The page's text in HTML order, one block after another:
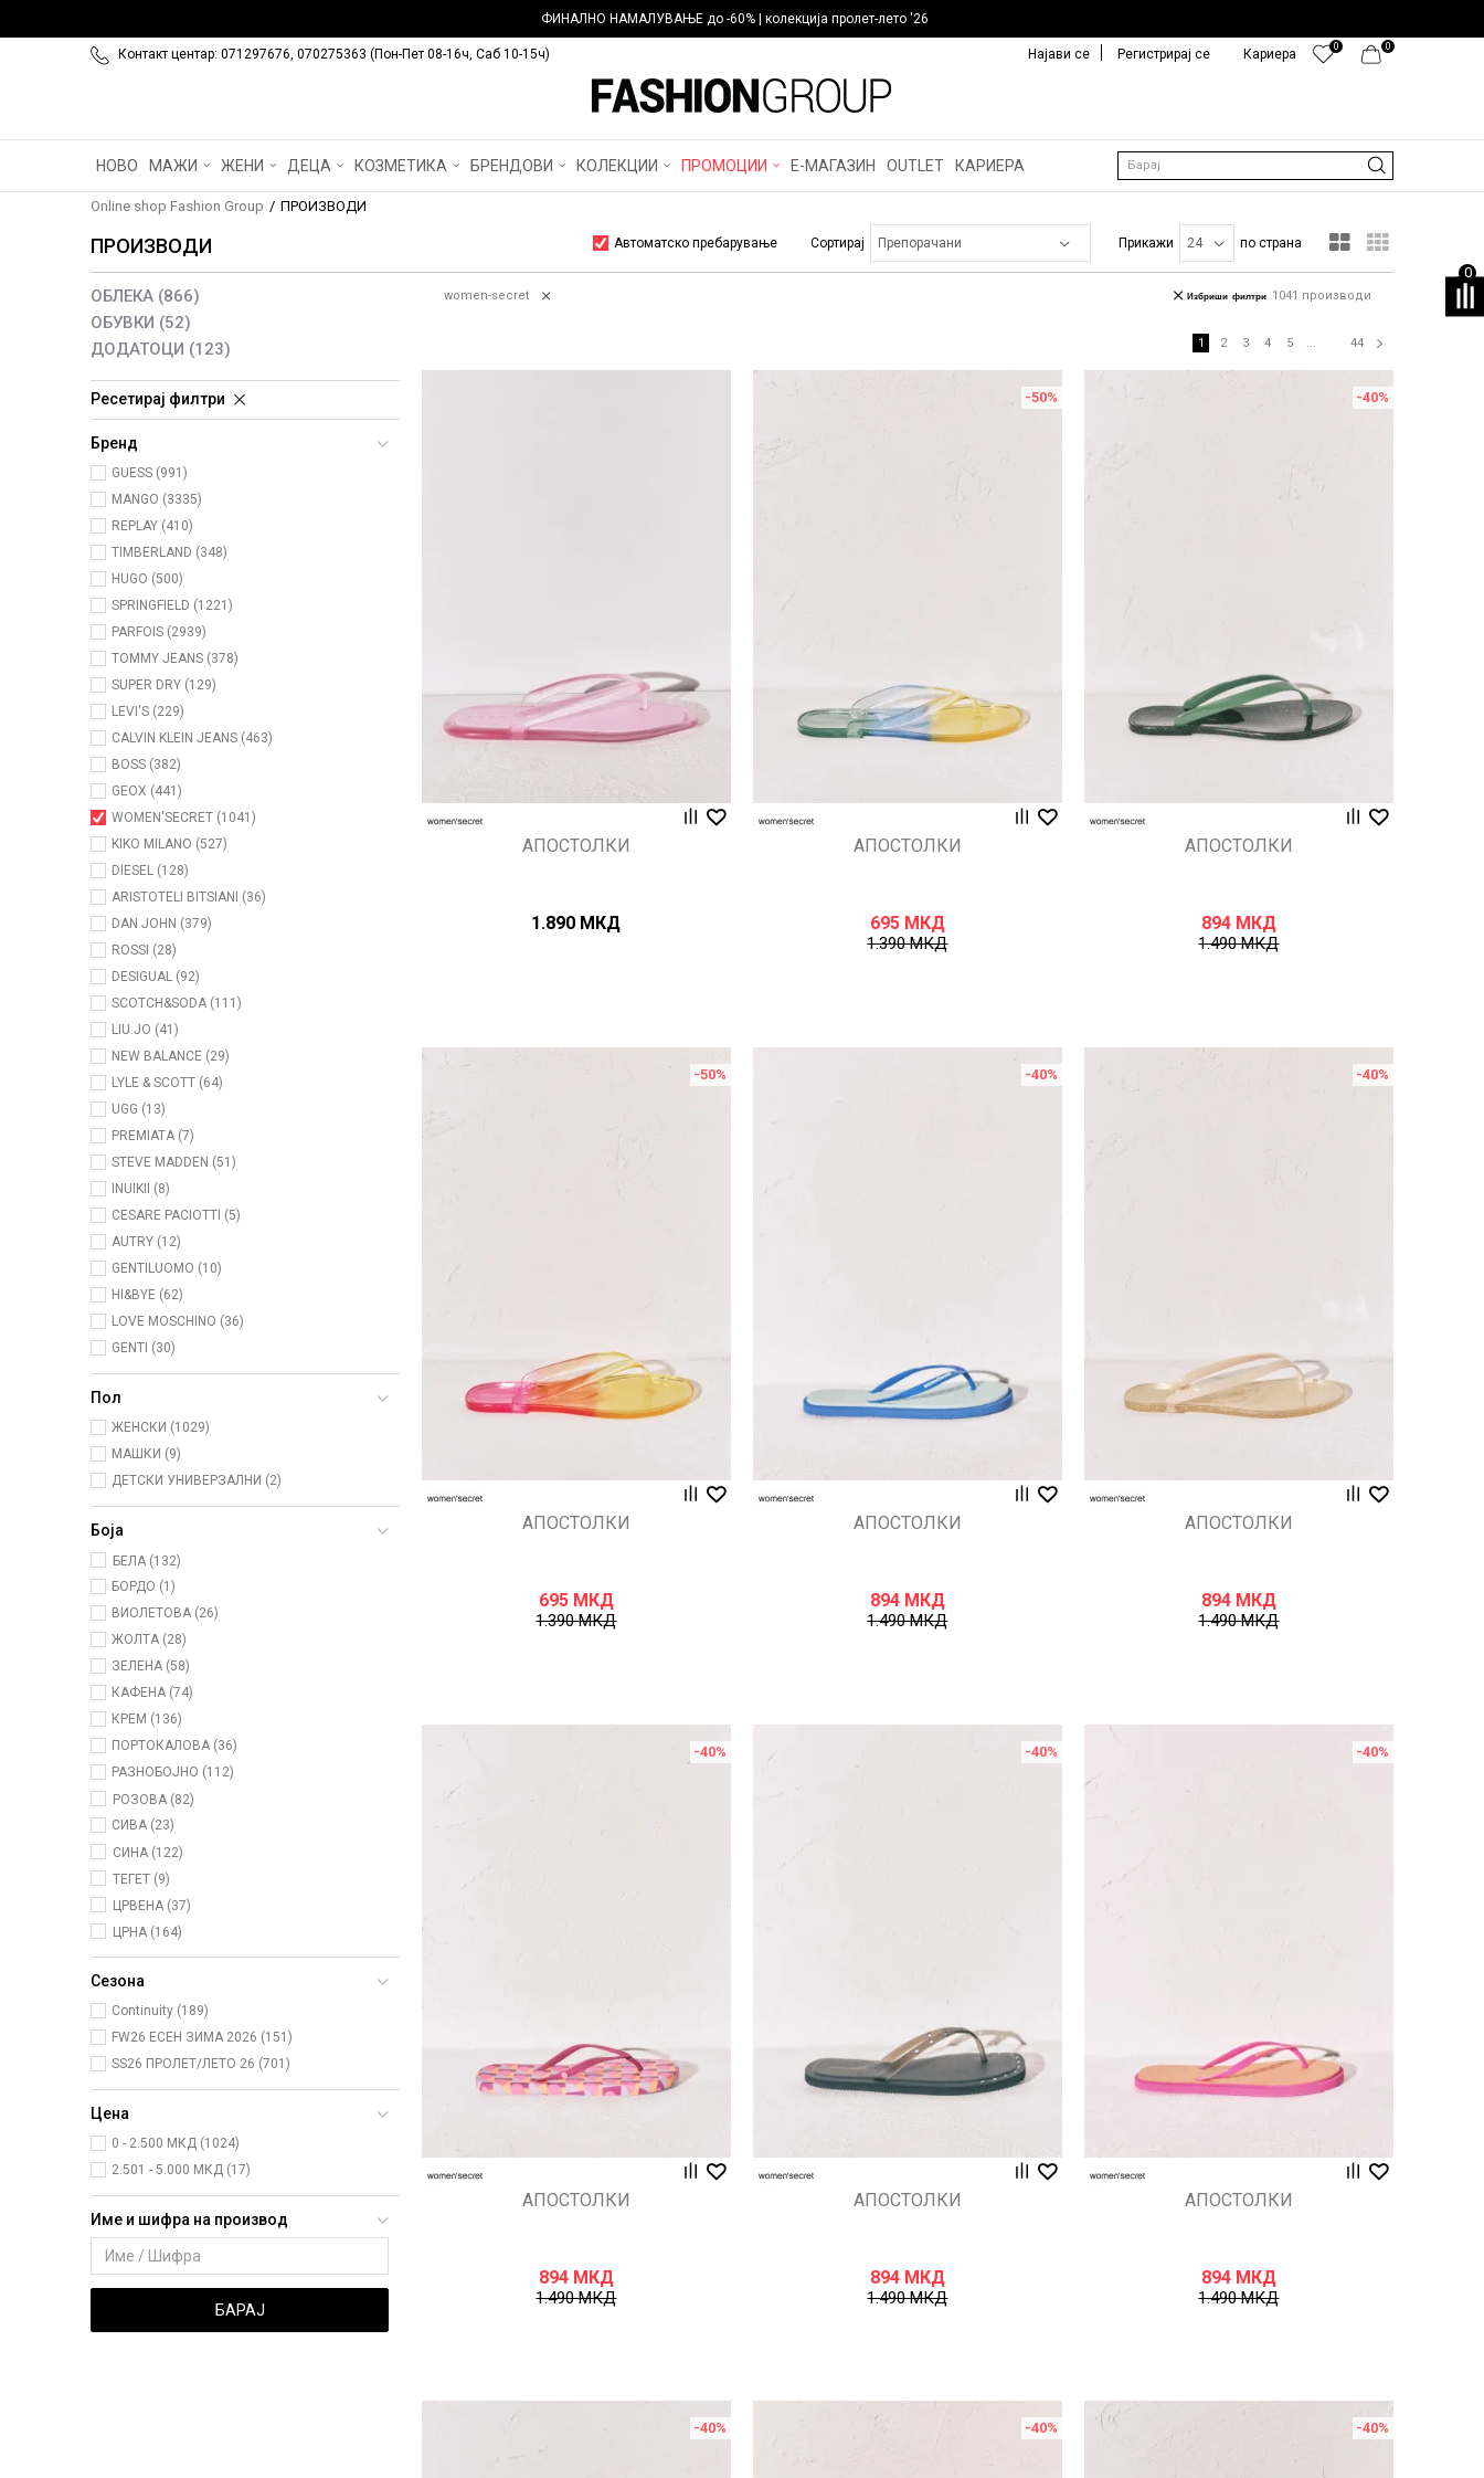
ФИНАЛНО НАМАЛУВАЊЕ до -60% | колекција пролет-лето '26
Контакт центар: 071297676, 070275363 (Пон-Пет 08-16ч, Саб 10-15ч) 0
0
Кариера
Најави се Регистрирај се
НОВО МАЖИ ЖЕНИ ДЕЦА КОЗМЕТИКА БРЕНДОВИ КОЛЕКЦИИ ПРОМОЦИИ Е-МАГАЗИН OUTLET КАРИЕРА Барај
0
Online shop Fashion Group ПРОИЗВОДИ
ПРОИЗВОДИ Автоматско пребарување Сортирај Прикажи по страна
ОБЛЕКА (866)
ОБУВКИ (52)
ДОДАТОЦИ (123)
Ресетирај филтри
Бренд
GUESS (991)
MANGO (3335)
REPLAY (410)
TIMBERLAND (348)
HUGO (500)
SPRINGFIELD (1221)
PARFOIS (2939)
TOMMY JEANS (378)
SUPER DRY (129)
LEVI'S (229)
CALVIN KLEIN JEANS (463)
BOSS (382)
GEOX (441)
WOMEN'SECRET (1041)
KIKO MILANO (527)
DIESEL (128)
ARISTOTELI BITSIANI (36)
DAN JOHN (379)
ROSSI (28)
DESIGUAL (92)
SCOTCH&SODA (111)
LIU.JO (41)
NEW BALANCE (29)
LYLE & SCOTT (64)
UGG (13)
PREMIATA (7)
STEVE MADDEN (51)
INUIKII (8)
CESARE PACIOTTI (5)
AUTRY (12)
GENTILUOMO (10)
HI&BYE (62)
LOVE MOSCHINO (36)
GENTI (30)
Пол
ЖЕНСКИ (1029)
МАШКИ (9)
ДЕТСКИ УНИВЕРЗАЛНИ (2)
Боја
БЕЛА (132)
БОРДО (1)
ВИОЛЕТОВА (26)
ЖОЛТА (28)
ЗЕЛЕНА (58)
КАФЕНА (74)
КРЕМ (136)
ПОРТОКАЛОВА (36)
РАЗНОБОЈНО (112)
РОЗОВА (82)
СИВА (23)
СИНА (122)
ТЕГЕТ (9)
ЦРВЕНА (37)
ЦРНА (164)
Сезона
Continuity (189)
FW26 ЕСЕН ЗИМА 2026 (151)
SS26 ПРОЛЕТ/ЛЕТО 26 (701)
Цена
0 - 2.500 МКД (1024)
2.501 - 5.000 МКД (17)
Име и шифра на производ
БАРАЈ
women-secret 1041 производи
Избриши филтри
1 2 3 4 5 ... 44
АПОСТОЛКИ
1.890 МКД
-50%
АПОСТОЛКИ
695 МКД
1.390МКД
-40%
АПОСТОЛКИ
894 МКД
1.490МКД
-50%
АПОСТОЛКИ
695 МКД
1.390МКД
-40%
АПОСТОЛКИ
894 МКД
1.490МКД
-40%
АПОСТОЛКИ
894 МКД
1.490МКД
-40%
АПОСТОЛКИ
894 МКД
1.490МКД
-40%
АПОСТОЛКИ
894 МКД
1.490МКД
-40%
АПОСТОЛКИ
894 МКД
1.490МКД
-40% -40% -40%